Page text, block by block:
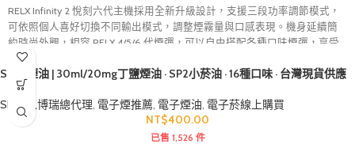
RELX Infinity 2 悅刻六代主機採用全新升級設計，支援三段功率調節模式，
可依照個人喜好切換不同輸出模式，調整煙霧量與口感表現。機身延續簡
約時尚外觀，相容 RELX 4/5/6 代煙彈，可以自由搭配各種口味煙彈，享受
更豐富的換彈式電子煙體驗。
SP2S煙油 | 30ml/20mg丁鹽煙油 · SP2小菸油 · 16種口味 · 台灣現貨供應
SP2S思博瑞總代理, 電子煙推薦, 電子煙油, 電子菸線上購買
NT$400.00
已售 1,526 件